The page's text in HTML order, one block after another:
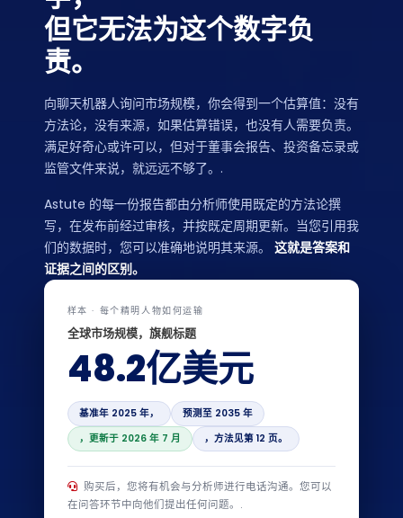
但它无法为这个数字负
责。
向聊天机器人询问市场规模，你会得到一个估算值：没有
方法论，没有来源，如果估算错误，也没有人需要负责。
满足好奇心或许可以，但对于董事会报告、投资备忘录或
监管文件来说，就远远不够了。.
Astute 的每一份报告都由分析师使用既定的方法论撰
写，在发布前经过审核，并按既定周期更新。当您引用我
们的数据时，您可以准确地说明其来源。 这就是答案和
证据之间的区别。
样本 · 每个精明人物如何运输
全球市场规模，旗舰标题
48.2亿美元
基准年 2025 年，
预测至 2035 年
，更新于 2026 年 7 月
，方法见第 12 页。
购买后，您将有机会与分析师进行电话沟通。您可以
在问答环节中向他们提出任何问题。.